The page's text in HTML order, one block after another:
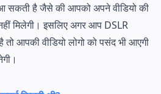
सकती है जैसे की आपको अपने वीडियो की
मिलेगी। इसलिए अगर आप DSLR
आपकी वीडियो लोगो को पसंद भी आएगी